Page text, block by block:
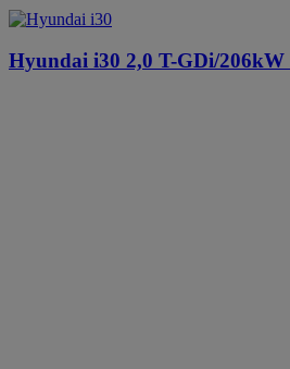
Hyundai i30 2,0 T-GDi/206kW